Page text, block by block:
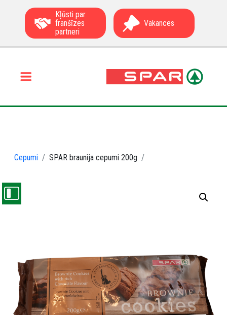
Kļūsti par
franšīzes
partneri
Vakances
Cepumi SPAR braunija cepumi 200g